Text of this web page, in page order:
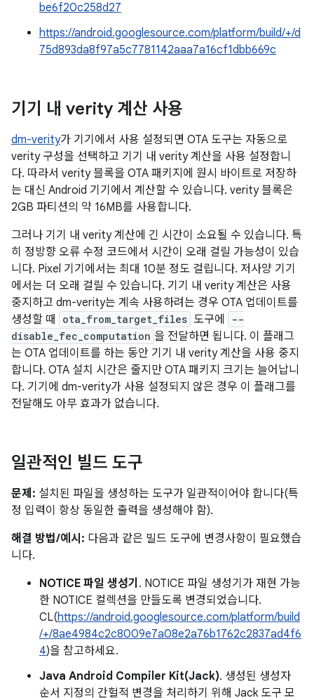
be6f20c258d27
https://android.googlesource.com/platform/build/+/d
75d893da8f97a5c7781142aaa7a16cf1dbb669c
기기 내 verity 계산 사용
dm-verity가 기기에서 사용 설정되면 OTA 도구는 자동으로
verity 구성을 선택하고 기기 내 verity 계산을 사용 설정합니
다. 따라서 verity 블록을 OTA 패키지에 원시 바이트로 저장하
는 대신 Android 기기에서 계산할 수 있습니다. verity 블록은
2GB 파티션의 약 16MB를 사용합니다.
그러나 기기 내 verity 계산에 긴 시간이 소요될 수 있습니다. 특
히 정방향 오류 수정 코드에서 시간이 오래 걸릴 가능성이 있습
니다. Pixel 기기에서는 최대 10분 정도 걸립니다. 저사양 기기
에서는 더 오래 걸릴 수 있습니다. 기기 내 verity 계산은 사용
중지하고 dm-verity는 계속 사용하려는 경우 OTA 업데이트를
생성할 때
ota_from_target_files 도구에
--
disable_fec_computation 을 전달하면 됩니다. 이 플래그
는 OTA 업데이트를 하는 동안 기기 내 verity 계산을 사용 중지
합니다. OTA 설치 시간은 줄지만 OTA 패키지 크기는 늘어납니
다. 기기에 dm-verity가 사용 설정되지 않은 경우 이 플래그를
전달해도 아무 효과가 없습니다.
일관적인 빌드 도구
문제: 설치된 파일을 생성하는 도구가 일관적이어야 합니다(특
정 입력이 항상 동일한 출력을 생성해야 함).
해결 방법/예시: 다음과 같은 빌드 도구에 변경사항이 필요했습
니다.
NOTICE 파일 생성기 . NOTICE 파일 생성기가 재현 가능
한 NOTICE 컬렉션을 만들도록 변경되었습니다.
CL(https://android.googlesource.com/platform/build
/+/8ae4984c2c8009e7a08e2a76b1762c2837ad4f6
4)을 참고하세요.
Java Android Compiler Kit(Jack). 생성된 생성자
순서 지정의 간헐적 변경을 처리하기 위해 Jack 도구 모